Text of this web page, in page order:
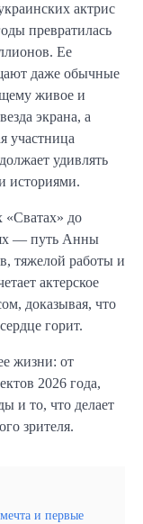
актрис
превратилась
Ее
даже обычные
живое и
экрана, а
участница
удивлять
историями.
«Сватах» до
— путь Анны
тяжелой работы и
актерское
доказывая, что
горит.
жизни: от
2026 года,
и то, что делает
зрителя.
и первые